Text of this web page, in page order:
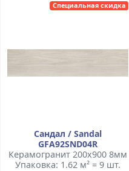
Специальная скидка
Сандал / Sandal
GFA92SND04R
Керамогранит 200x900 8мм
Упаковка: 1.62 м² = 9 шт.